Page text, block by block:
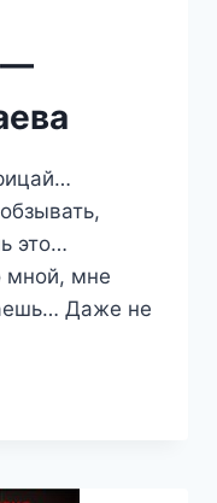
—
это…
мной, мне
Даже не